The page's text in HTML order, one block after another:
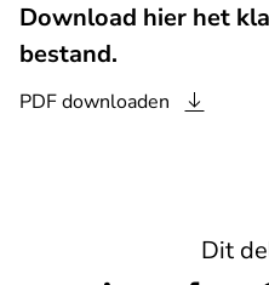
Download hier het
bestand.
PDFdownloaden
Dit